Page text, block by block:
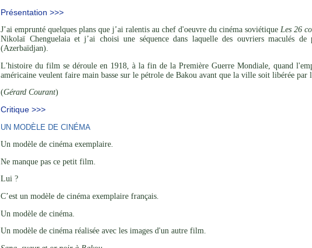
Présentation >>>
J’ai emprunté quelques plans que j’ai ralentis au chef d'oeuvre du cinéma soviétiqueLes 26
Nikolaï Chenguelaia et j’ai choisi une séquence dans laquelle des ouvriers maculés
(Azerbaïdjan).
L'histoire du film se déroule en 1918, à la fin de la Première Guerre Mondiale, quand
américaine veulent faire main basse sur le pétrole de Bakou avant que la ville soit libérée par
(Gérard Courant)
Critique >>>
UN MODÈLE DE CINÉMA
Un modèle de cinéma exemplaire.
Ne manque pas ce petit film.
Lui ?
C’est un modèle de cinéma exemplaire français.
Un modèle de cinéma.
Un modèle de cinéma réalisée avec les images d'un autre film.